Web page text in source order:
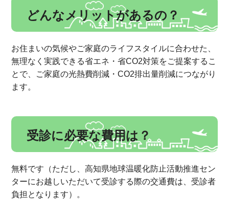
どんなメリットがあるの？
お住まいの気候やご家庭のライフスタイルに合わせた、
無理なく実践できる省エネ・省CO2対策をご提案するこ
とで、ご家庭の光熱費削減・CO2排出量削減につながり
ます。
受診に必要な費用は？
無料です（ただし、高知県地球温暖化防止活動推進セン
ターにお越しいただいて受診する際の交通費は、受診者
負担となります）。